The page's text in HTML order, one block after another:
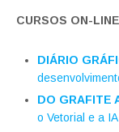
CURSOS ON-
DIÁRIO
DO GRAFITE
o Vetorial e a IA